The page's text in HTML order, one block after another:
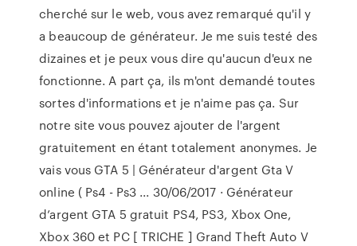
cherché sur le web, vous avez remarqué qu'il y
a beaucoup de générateur. Je me suis testé des
dizaines et je peux vous dire qu'aucun d'eux ne
fonctionne. A part ça, ils m'ont demandé toutes
sortes d'informations et je n'aime pas ça. Sur
notre site vous pouvez ajouter de l'argent
gratuitement en étant totalement anonymes. Je
vais vous GTA 5 | Générateur d'argent Gta V
online ( Ps4 - Ps3 ... 30/06/2017 · Générateur
d’argent GTA 5 gratuit PS4, PS3, Xbox One,
Xbox 360 et PC [ TRICHE ] Grand Theft Auto V